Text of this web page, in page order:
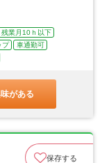
残業月10ｈ以下
プ
車通勤可
がある
保存する